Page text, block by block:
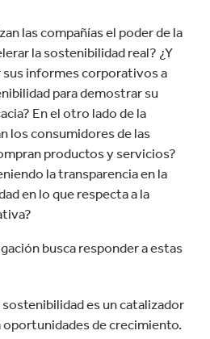
las compañías el poder de la
la sostenibilidad real? ¿Y
informes corporativos a
para demostrar su
En el otro lado de la
los consumidores de las
productos y servicios?
la transparencia en la
en lo que respecta a la
busca responder a estas
sostenibilidad es un catalizador
oportunidades de crecimiento.